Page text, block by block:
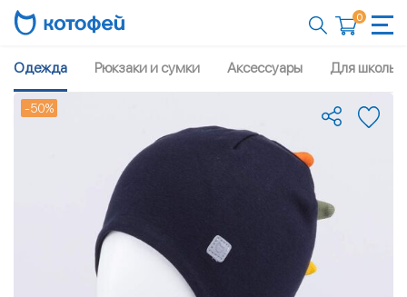
0
Одежда Рюкзаки и сумки Аксессуары Для школы
-50%